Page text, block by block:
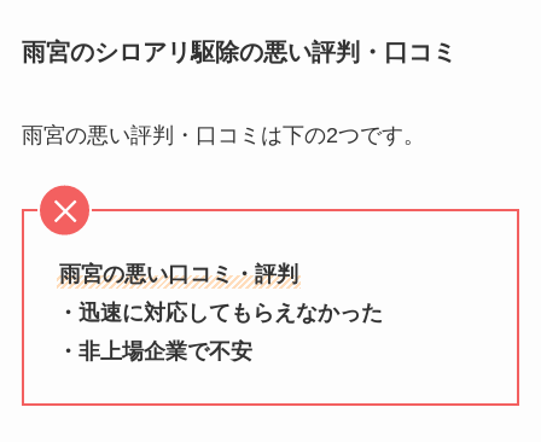
雨宮のシロアリ駆除の悪い評判・口コミ
雨宮の悪い評判・口コミは下の2つです。
雨宮の悪い口コミ・評判
・迅速に対応してもらえなかった
・非上場企業で不安